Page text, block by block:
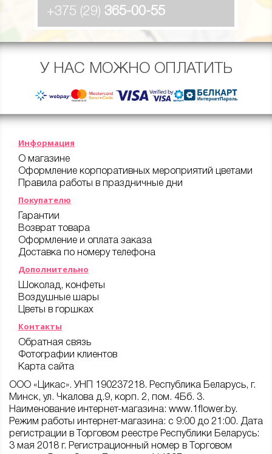
+375 (29) 365-00-55
У НАС МОЖНО ОПЛАТИТЬ
Информация
О магазине
Оформление корпоративных мероприятий цветами
Правила работы в праздничные дни
Покупателю
Гарантии
Возврат товара
Оформление и оплата заказа
Доставка по номеру телефона
Дополнительно
Шоколад, конфеты
Воздушные шары
Цветы в горшках
Контакты
Обратная связь
Фотографии клиентов
Карта сайта
ООО «Цикас». УНП 190237218. Республика Беларусь, г.
Минск, ул. Чкалова д.9, корп. 2, пом. 4Бб. 3.
Наименование интернет-магазина: www.1flower.by.
Режим работы интернет-магазина: с 9:00 до 21:00. Дата
регистрации в Торговом реестре Республики Беларусь:
3 мая 2018 г. Регистрационный номер в Торговом